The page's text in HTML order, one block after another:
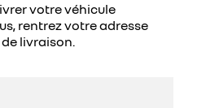
votre véhicule
rentrez votre adresse
livraison.